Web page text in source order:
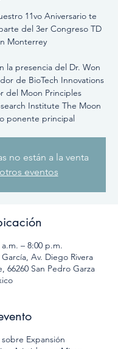
11vo Aniversario te
del 3er Congreso TD
Monterrey
la presencia del Dr. Won
de BioTech Innovations
del Moon Principles
Institute The Moon
ponente principal
no están a la venta
eventos
a.m. – 8:00 p.m.
Av. Diego Rivera
66260 San Pedro Garza
Expansión